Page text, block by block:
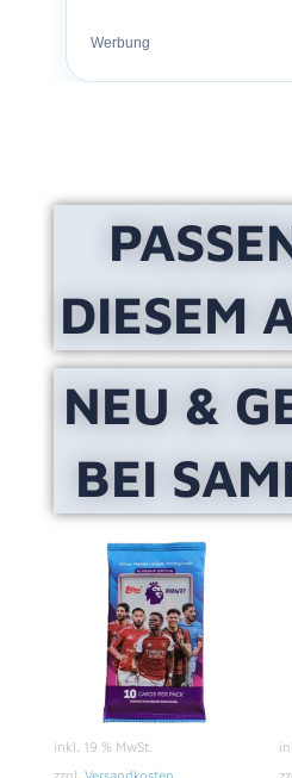
Werbung
DIESEM
NEU &
BEI
inkl. 19 % MwSt.